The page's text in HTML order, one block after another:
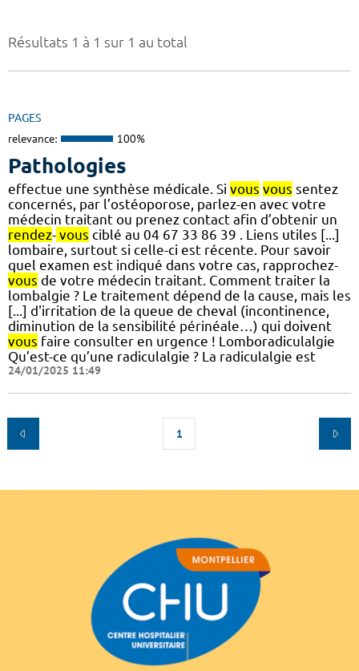
Résultats 1 à 1 sur 1 au total
PAGES
relevance: 100%
Pathologies
effectue une synthèse médicale. Si vous vous sentez
concernés, par l’ostéoporose, parlez-en avec votre
médecin traitant ou prenez contact afin d’obtenir un
rendez- vous ciblé au 04 67 33 86 39 . Liens utiles [...]
lombaire, surtout si celle-ci est récente. Pour savoir
quel examen est indiqué dans votre cas, rapprochez-
vous de votre médecin traitant. Comment traiter la
lombalgie ? Le traitement dépend de la cause, mais les
[...] d'irritation de la queue de cheval (incontinence,
diminution de la sensibilité périnéale…) qui doivent
vous faire consulter en urgence ! Lomboradiculalgie
Qu’est-ce qu’une radiculalgie ? La radiculalgie est
24/01/2025 11:49
1